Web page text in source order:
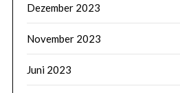
Dezember 2023
November 2023
Juni 2023